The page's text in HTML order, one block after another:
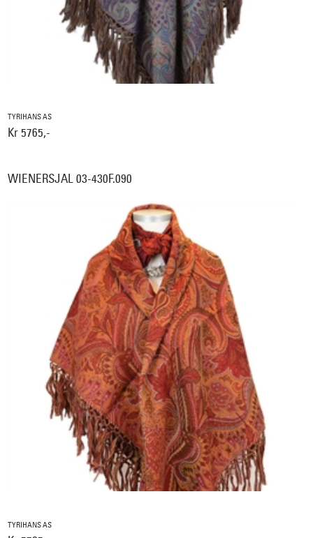
TYRIHANS AS
Kr 5765,-
WIENERSJAL 03-430F.090
TYRIHANS AS